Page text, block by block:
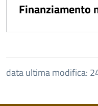
Finanziamento
data ultima modifica: